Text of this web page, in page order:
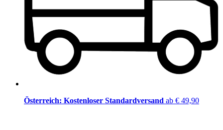
Österreich: Kostenloser Standardversand ab € 49,90